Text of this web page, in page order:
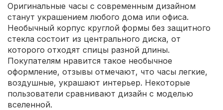
Оригинальные часы с современным дизайном
станут украшением любого дома или офиса.
Необычный корпус круглой формы без защитного
стекла состоит из центрального диска, от
которого отходят спицы разной длины.
Покупателям нравится такое необычное
оформление, отзывы отмечают, что часы легкие,
воздушные, украшают интерьер. Некоторые
пользователи сравнивают дизайн с моделью
вселенной.